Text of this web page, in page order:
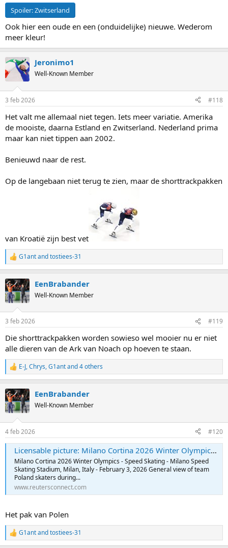
Spoiler:Zwitserland
Ook hier een oude en een (onduidelijke) nieuwe. Wederom
meer kleur!
Jeronimo1
Well-Known Member
3 feb 2026 #118
Het valt me allemaal niet tegen. Iets meer variatie. Amerika
de mooiste, daarna Estland en Zwitserland. Nederland prima
maar kan niet tippen aan 2002.
Benieuwd naar de rest.
Op de langebaan niet terug te zien, maar de shorttrackpakken
van Kroatië zijn best vet
R
e
c
t
i
n
s
G1antandtostiees-31
EenBrabander
Well-Known Member
3 feb 2026 #119
Die shorttrackpakken worden sowieso wel mooier nu er niet
alle dieren van de Ark van Noach op hoeven te staan.
R
e
c
t
i
n
s
:
E-J,Chrys,G1antand 4 others
EenBrabander
Well-Known Member
4 feb 2026 #120
Licensable picture: Milano Cortina 2026 Winter Olympics - Speed Skating
Milano Cortina 2026 Winter Olympics - Speed Skating - Milano Speed
Skating Stadium, Milan, Italy - February 3, 2026 General view of team
Poland skaters during...
www.reutersconnect.com
Het pak van Polen
R
e
G1antandtostiees-31